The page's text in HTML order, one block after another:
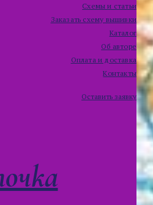
Схемы и статьи
Заказать схему вышивки
Каталог
Об авторе
Оплата и доставка
Контакты
Оставить заявку